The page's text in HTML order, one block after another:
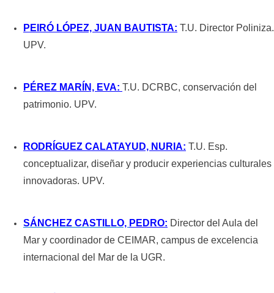
PEIRÓ LÓPEZ, JUAN BAUTISTA: T.U. Director Poliniza.
UPV.
PÉREZ MARÍN, EVA: T.U. DCRBC, conservación del
patrimonio. UPV.
RODRÍGUEZ CALATAYUD, NURIA: T.U. Esp.
conceptualizar, diseñar y producir experiencias culturales
innovadoras. UPV.
SÁNCHEZ CASTILLO, PEDRO: Director del Aula del
Mar y coordinador de CEIMAR, campus de excelencia
internacional del Mar de la UGR.